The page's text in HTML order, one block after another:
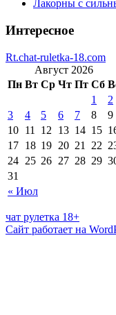
Лакорны с
Интересное
Rt.chat-ruletka-18.com
Август 2026
Пн Вт Ср Чт Пт Сб
« Июл
1
2
3
4 5 6 7 8
9
10 11 12 13 14 15
17 18 19 20 21 22
24 25 26 27 28 29
31
чат рулетка 18+
Сайт работает на